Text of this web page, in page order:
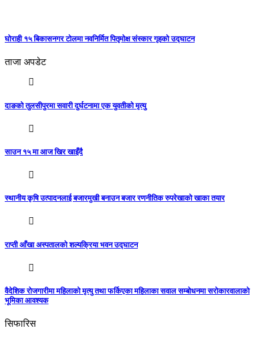
घोराही १५ बिकासनगर टोलमा नवनिर्मित पितृमोक्ष संस्कार गृहको उद्घाटन
ताजा अपडेट
दाङको तुलसीपुरमा सवारी दुर्घटनामा एक युवतीको मृत्यु
साउन १५ मा आज खिर खाइँदै
स्थानीय कृषि उत्पादनलाई बजारमुखी बनाउन बजार रणनीतिक रुपरेखाको खाका तयार
राप्ती आँखा अस्पतालको शल्यक्रिया भवन उद्घाटन
वैदेशिक रोजगारीमा महिलाको मृत्यु तथा फर्किएका महिलाका सवाल सम्बोधनमा सरोकारवालाको
भूमिका आवश्यक
सिफारिस